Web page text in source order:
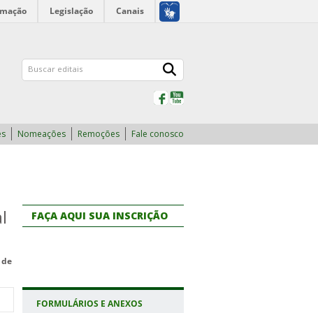
Legislação Canais
Facebook
Nomeações Remoções Fale conosco
FAÇA AQUI SUA INSCRIÇÃO
FORMULÁRIOS E ANEXOS